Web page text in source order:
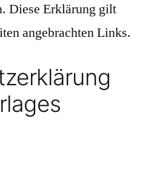
Diese Erklärung gilt
angebrachten Links.